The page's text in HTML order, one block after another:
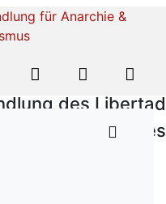
des Libertad
Verlages